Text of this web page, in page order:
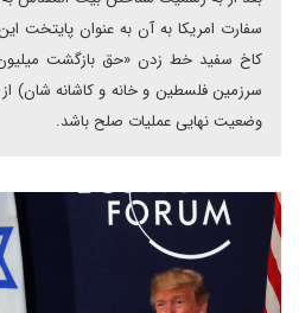
سفارت امریکا به آن به عنوان پایتخت
کاخ سفید خط زدن «حق بازگشت
سرزمین فلسطین و خانه و کاشانه شان)
وضعیت نهایی عملیات صلح باشد.